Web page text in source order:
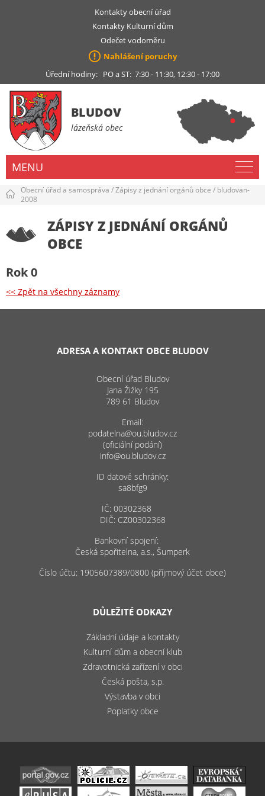
Kontakty obecní úřad
Kontakty Kulturní dům
Odečet vodoměru
Nahlášení poruchy
Úřední hodiny: PO a ST: 7:30 - 11:30, 12:30 - 17:00
BLUDOV
lázeňská obec
MENU
Obecní úřad a samospráva /Zápisy z jednání orgánů obce / bludovan-
2008
ZÁPISY Z JEDNÁNÍ ORGÁNŮ
OBCE
Rok 0
<< Zpět na všechny záznamy
ADRESA A KONTAKT OBCE BLUDOV
Obecní úřad Bludov
Jana Žižky 195
789 61 Bludov
Email:
podatelna@ou.bludov.cz
(oficiální podání)
info@ou.bludov.cz
ID datové schránky:
sa8bfg9
IČ: 00302368
DIČ: CZ00302368
Bankovní spojení:
Česká spořitelna, a.s., Šumperk
Číslo účtu: 1905607389/0800 (příjmový účet obce)
DŮLEŽITÉ ODKAZY
Základní údaje a kontakty
Kulturní dům a obecní klub
Zdravotnická zařízení v obci
Česká pošta, s.p.
Výstavba v obci
Poplatky obce